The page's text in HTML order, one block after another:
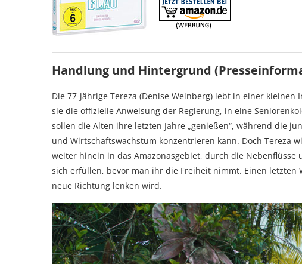
Handlung und Hintergrund
Die 77-jährige Tereza (Denise Weinberg) lebt in einer
sie die offizielle Anweisung der Regierung, in eine
sollen die Alten ihre letzten Jahre „genießen“, während die
und Wirtschaftswachstum konzentrieren kann. Doch Tereza
weiter hinein in das Amazonasgebiet, durch die
sich erfüllen, bevor man ihr die Freiheit nimmt. Einen
neue Richtung lenken wird.